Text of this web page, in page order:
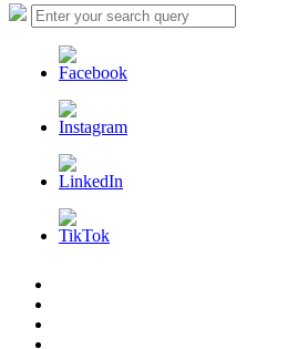
Search
for:
Search